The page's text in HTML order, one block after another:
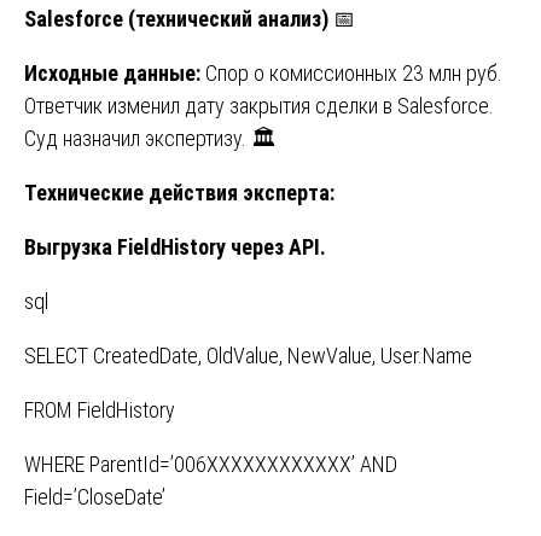
Salesforce (технический анализ) 📅
Исходные данные: Спор о комиссионных 23 млн руб.
Ответчик изменил дату закрытия сделки в Salesforce.
Суд назначил экспертизу. 🏛️
Технические действия эксперта:
Выгрузка FieldHistory через API.
sql
SELECT CreatedDate, OldValue, NewValue, User.Name
FROM FieldHistory
WHERE ParentId=’006XXXXXXXXXXXX’ AND
Field=’CloseDate’